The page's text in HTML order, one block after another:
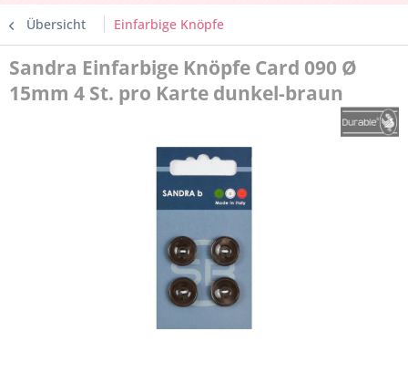
Übersicht Einfarbige Knöpfe
Sandra Einfarbige Knöpfe Card 090 Ø
15mm 4 St. pro Karte dunkel-braun